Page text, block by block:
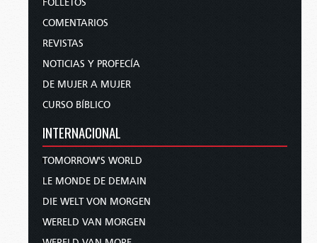
FOLLETOS
COMENTARIOS
REVISTAS
NOTICIAS Y PROFECÍA
DE MUJER A MUJER
CURSO BÍBLICO
INTERNACIONAL
TOMORROW'S WORLD
LE MONDE DE DEMAIN
DIE WELT VON MORGEN
WERELD VAN MORGEN